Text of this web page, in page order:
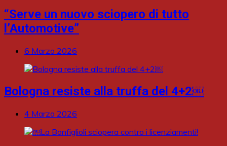
“Serve un nuovo sciopero di tutto
l’Automotive”
6 Marzo 2026
Bologna resiste alla truffa del 4+2￼
4 Marzo 2026